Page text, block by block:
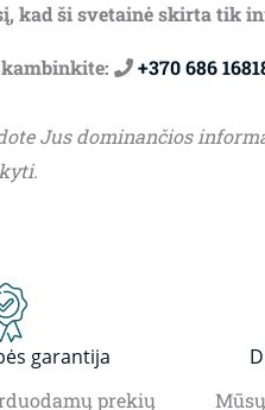
kad ši svetainė skirta tik
+370 686
Jus dominančios
garantija
prekių